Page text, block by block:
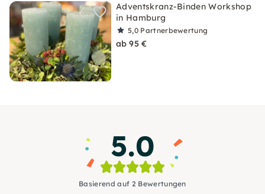
Adventskranz-Binden Workshop
in Hamburg
5,0 Partnerbewertung
ab 95 €
5.0
Basierend auf 2 Bewertungen